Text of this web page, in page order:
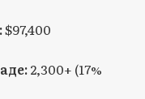
$97,400
2,300+ (17%